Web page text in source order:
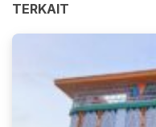
TERKAIT